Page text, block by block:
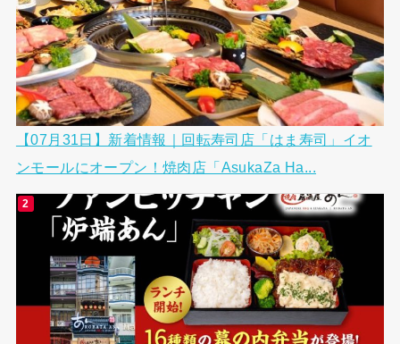
【07月31日】新着情報｜回転寿司店「はま寿司」イオ
ンモールにオープン！焼肉店「AsukaZa Ha...